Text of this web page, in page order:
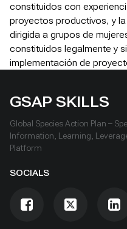
constituidos con
proyectos productivos, y
dirigida a grupos de
constituidos legalmente y
implementación de
GSAP SKILLS
Global Species Action Plan –
Information, Learning,
Platform
SOCIALS